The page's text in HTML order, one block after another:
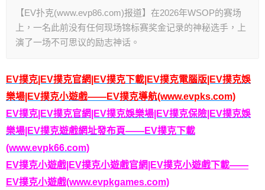
【EV扑克(www.evp86.com)报道】在2026年WSOP的赛场
上，一名此前没有任何现场锦标赛奖金记录的神秘选手，上
演了一场不可思议的励志神话。
EV撲克|EV撲克官網|EV撲克下載|EV撲克電腦版|EV撲克娛
樂場|EV撲克小遊戲——EV撲克導航(www.evpks.com)
EV撲克|EV撲克官網|EV撲克娛樂場|EV撲克保險|EV撲克娛
樂場|EV撲克遊戲網址發布頁——EV撲克下載
(www.evpk66.com)
EV撲克小遊戲|EV撲克小遊戲官網|EV撲克小遊戲下載——
EV撲克小遊戲(www.evpkgames.com)